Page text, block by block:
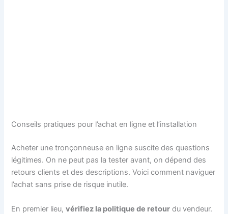
Conseils pratiques pour l’achat en ligne et l’installation
Acheter une tronçonneuse en ligne suscite des questions
légitimes. On ne peut pas la tester avant, on dépend des
retours clients et des descriptions. Voici comment naviguer
l’achat sans prise de risque inutile.
En premier lieu,vérifiez la politique de retour du vendeur.